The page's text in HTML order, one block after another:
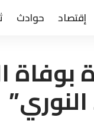
إقتصاد حوادث